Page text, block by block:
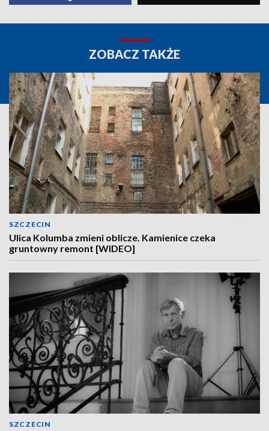
ZOBACZ TAKŻE
SZCZECIN
Ulica Kolumba zmieni oblicze. Kamienice czeka
gruntowny remont [WIDEO]
SZCZECIN